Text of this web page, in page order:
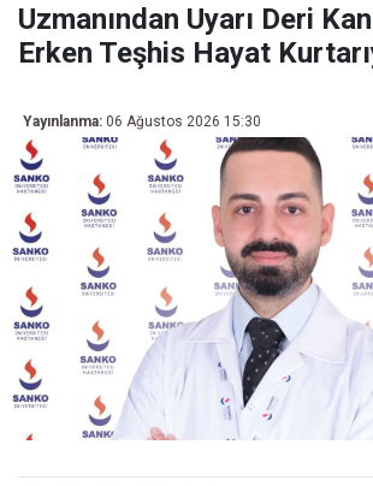
Uzmanından Uyarı Deri
Erken Teşhis Hayat
Yayınlanma: 06 Ağustos 2026 15:30